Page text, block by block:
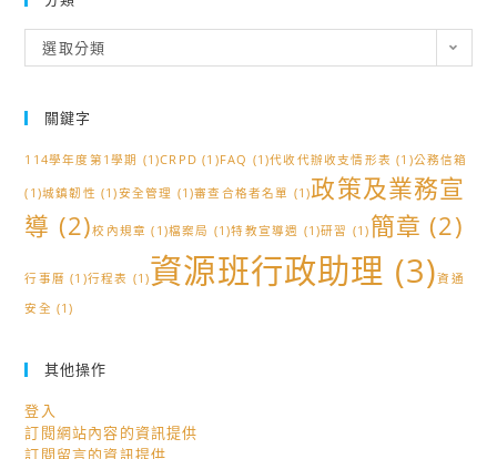
類
選取分類
關鍵字
114學年度第1學期 (1)CRPD (1)FAQ (1)代收代辦收支情形表 (1)公務信箱
(1)城鎮韌性 (1)安全管理 (1)審查合格者名單 (1)政策及業務宣
導 (2)校內規章 (1)檔案局 (1)特教宣導週 (1)研習 (1) 簡章 (2)
行事曆 (1)行程表 (1)資源班行政助理 (3)資通
安全 (1)
其他操作
登入
訂閱網站內容的資訊提供
訂閱留言的資訊提供